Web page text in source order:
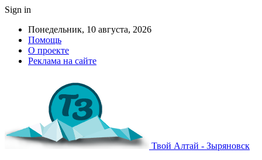
Sign in
Понедельник, 10 августа, 2026
Помощь
О проекте
Реклама на сайте
Твой Алтай - Зыряновск